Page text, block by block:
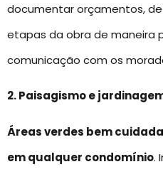
documentar orçamentos,
etapas da obra de maneira
comunicação com os
2. Paisagismo e
Áreas verdes bem
em qualquer condomínio.